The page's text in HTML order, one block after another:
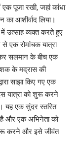
एक पूजा रखी, जहां कांधा
आशीर्वाद लिया।
में उत्साह व्यक्त करते हुए
एक रोमांचक यात्रा
सलमान के बीच एक
के मद्रास की
साझा किए गए एक
यात्रा को शुरू करने
यह एक सुंदर स्तरित
है और एक अभिनेता को
करने और इसे जीवंत